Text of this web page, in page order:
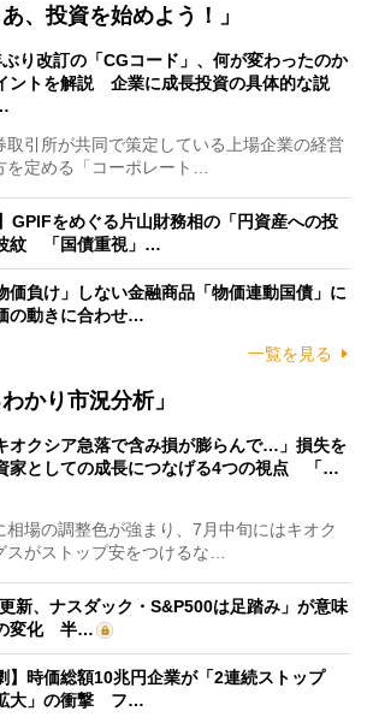
、投資を始めよう！」
り改訂の「CGコード」、何が変わったのか
ントを解説 企業に成長投資の具体的な説
引所が共同で策定している上場企業の経営
定める「コーポレート…
GPIFをめぐる片山財務相の「円資産への投
紋 「国債重視」…
価負け」しない金融商品「物価連動国債」に
の動きに合わせ…
一覧を見る
かり市況分析」
オクシア急落で含み損が膨らんで…」損失を
家としての成長につなげる4つの視点 「…
場の調整色が強まり、7月中旬にはキオク
スがストップ安をつけるな…
更新、ナスダック・S&P500は足踏み」が意味
変化 半…
】時価総額10兆円企業が「2連続ストップ
大」の衝撃 フ…